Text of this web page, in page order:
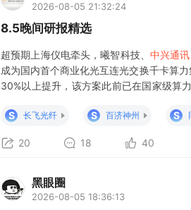
2026-08-05 21:32:24
8.5晚间研报精选
超预期上海仪电牵头，曦智科技、 中兴通讯
成为国内首个商业化光互连光交换千卡算
30%以上提升，该方案此前已在国家级算
S
长飞光纤 S 百济神州 S
20 18 40
黑眼圈
2026-08-05 18:36:13